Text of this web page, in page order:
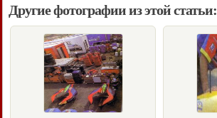
Другие фотографии из этой статьи: